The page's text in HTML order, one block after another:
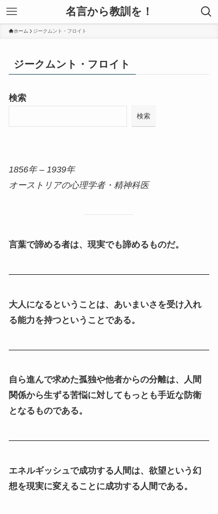
名言から教訓を！
ホーム ジークムント・フロイト
ジークムント・フロイト
検索
検索
1856年 – 1939年
オーストリアの心理学者・精神科医
言葉で諦める者は、現実でも諦めるものだ。
大人になるということは、あいまいさを受け入れ
る能力を持つということである。
自ら進んで求めた孤独や他者からの分離は、人間
関係から生ずる苦悩に対してもっとも手近な防衛
となるものである。
エネルギッシュで成功する人間は、欲望という幻
想を現実に変えることに成功する人間である。